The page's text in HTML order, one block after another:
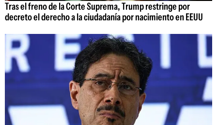
Tras el freno de la Corte Suprema, Trump restringe por
decreto el derecho a la ciudadanía por nacimiento en EEUU